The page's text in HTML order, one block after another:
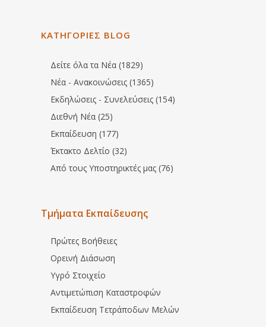
ΚΑΤΗΓΟΡΙΕΣ BLOG
Δείτε όλα τα Νέα (1829)
Νέα - Ανακοινώσεις (1365)
Εκδηλώσεις - Συνελεύσεις (154)
Διεθνή Νέα (25)
Εκπαίδευση (177)
Έκτακτο Δελτίο (32)
Από τους Υποστηρικτές μας (76)
Τμήματα Εκπαίδευσης
Πρώτες Βοήθειες
Ορεινή Διάσωση
Υγρό Στοιχείο
Αντιμετώπιση Καταστροφών
Εκπαίδευση Τετράποδων Μελών